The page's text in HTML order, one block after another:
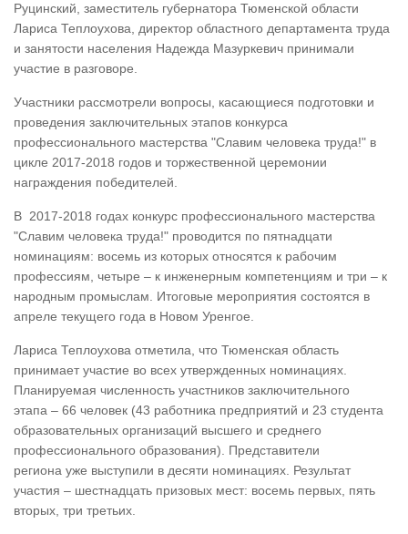
Руцинский, заместитель губернатора Тюменской области
Лариса Теплоухова, директор областного департамента труда
и занятости населения Надежда Мазуркевич принимали
участие в разговоре.
Участники рассмотрели вопросы, касающиеся подготовки и
проведения заключительных этапов конкурса
профессионального мастерства "Славим человека труда!" в
цикле 2017-2018 годов и торжественной церемонии
награждения победителей.
В 2017-2018 годах конкурс профессионального мастерства
"Славим человека труда!" проводится по пятнадцати
номинациям: восемь из которых относятся к рабочим
профессиям, четыре – к инженерным компетенциям и три – к
народным промыслам. Итоговые мероприятия состоятся в
апреле текущего года в Новом Уренгое.
Лариса Теплоухова отметила, что Тюменская область
принимает участие во всех утвержденных номинациях.
Планируемая численность участников заключительного
этапа – 66 человек (43 работника предприятий и 23 студента
образовательных организаций высшего и среднего
профессионального образования). Представители
региона уже выступили в десяти номинациях. Результат
участия – шестнадцать призовых мест: восемь первых, пять
вторых, три третьих.